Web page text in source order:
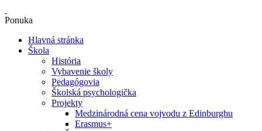
Ponuka
Hlavná stránka
Škola
História
Vybavenie školy
Pedagógovia
Školská psychologička
Projekty
Medzinárodná cena vojvodu z Edinburghu
Erasmus+